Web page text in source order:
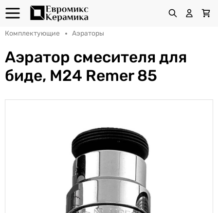
Комплектующие Аэраторы
Аэратор смесителя для
биде, M24 Remer 85